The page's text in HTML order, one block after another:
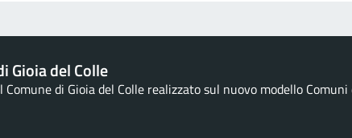
Gioia del Colle
Comune di Gioia del Colle realizzato sul nuovo modello